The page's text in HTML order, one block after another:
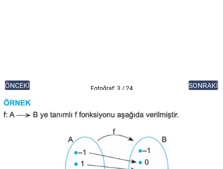
ÖNCEKİ Fotoğraf: 3 / 24 SONRAKİ